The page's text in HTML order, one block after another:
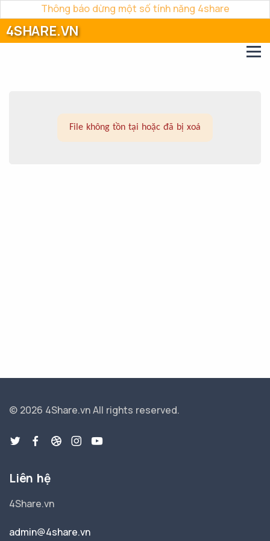
Thông báo dừng một số tính năng 4share
4SHARE.VN
File không tồn tại hoặc đã bị xoá
© 2026 4Share.vnAll rights reserved.
Liên hệ
4Share.vn
admin@4share.vn